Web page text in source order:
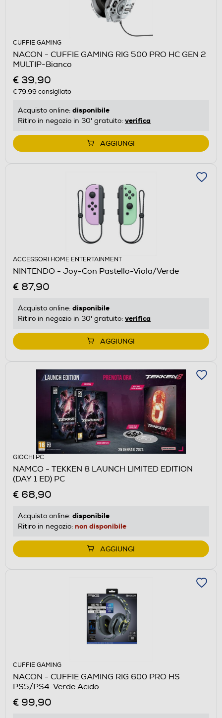
CUFFIE GAMING
NACON - CUFFIE GAMING RIG 500 PRO HC GEN 2
MULTIP-Bianco
€ 39,90
€ 79,99 consigliato
Acquisto online: disponibile
Ritiro in negozio in 30' gratuito: verifica
AGGIUNGI
ACCESSORI HOME ENTERTAINMENT
NINTENDO - Joy-Con Pastello-Viola/Verde
€ 87,90
Acquisto online: disponibile
Ritiro in negozio in 30' gratuito: verifica
AGGIUNGI
GIOCHI PC
NAMCO - TEKKEN 8 LAUNCH LIMITED EDITION
(DAY 1 ED) PC
€ 68,90
Acquisto online: disponibile
Ritiro in negozio: non disponibile
AGGIUNGI
CUFFIE GAMING
NACON - CUFFIE GAMING RIG 600 PRO HS
PS5/PS4-Verde Acido
€ 99,90